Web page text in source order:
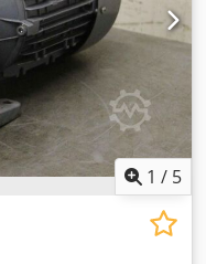
1 / 5